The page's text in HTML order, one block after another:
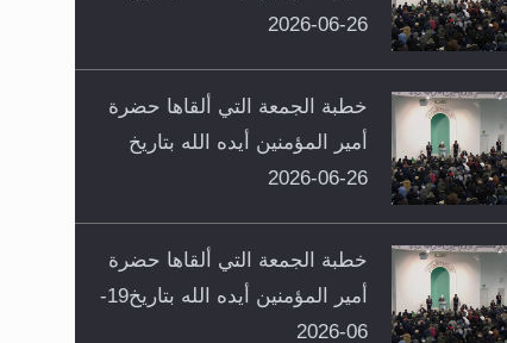
26-06-2026
خطبة الجمعة التي ألقاها حضرة
أمير المؤمنين أيده الله بتاريخ
26-06-2026
خطبة الجمعة التي ألقاها حضرة
أمير المؤمنين أيده الله بتاريخ19-
06-2026